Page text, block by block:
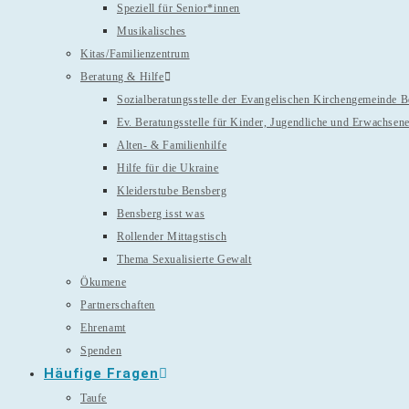
Speziell für Senior*innen
Musikalisches
Kitas/Familienzentrum
Beratung & Hilfe
Sozialberatungsstelle der Evangelischen Kirchengemeinde
Ev. Beratungsstelle für Kinder, Jugendliche und Erwachsene
Alten- & Familienhilfe
Hilfe für die Ukraine
Kleiderstube Bensberg
Bensberg isst was
Rollender Mittagstisch
Thema Sexualisierte Gewalt
Ökumene
Partnerschaften
Ehrenamt
Spenden
Häufige Fragen
Taufe